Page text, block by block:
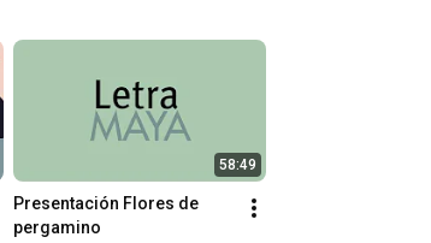
58:49
Presentación Flores de
pergamino